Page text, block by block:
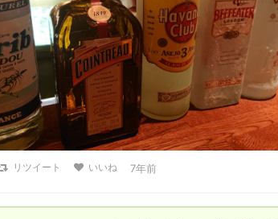
リツイート いいね 7年前